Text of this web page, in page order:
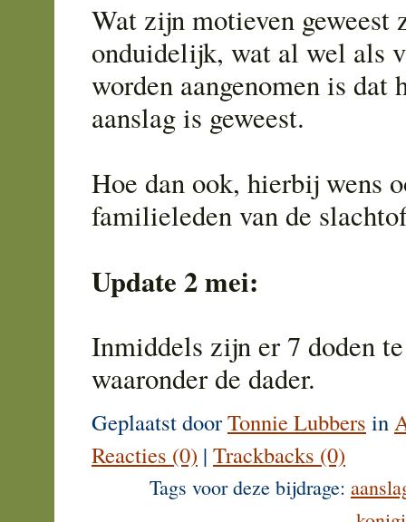
Wat zijn motieven geweest
onduidelijk, wat al wel als
worden aangenomen is dat
aanslag is geweest.
Hoe dan ook, hierbij wens
familieleden van de
Update 2 mei:
Inmiddels zijn er 7 doden
waaronder de dader.
Geplaatst doorTonnie Lubbers in
Reacties (0) | Trackbacks (0)
Tags voor deze bijdrage: